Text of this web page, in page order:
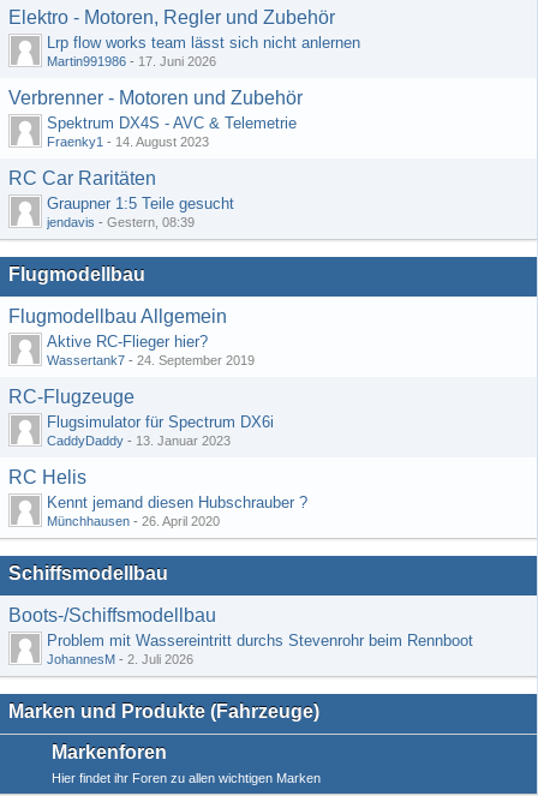
Elektro - Motoren, Regler und Zubehör
Lrp flow works team lässt sich nicht anlernen
Martin991986 - 17. Juni 2026
Verbrenner - Motoren und Zubehör
Spektrum DX4S - AVC & Telemetrie
Fraenky1 - 14. August 2023
RC Car Raritäten
Graupner 1:5 Teile gesucht
jendavis - Gestern, 08:39
Flugmodellbau
Flugmodellbau Allgemein
Aktive RC-Flieger hier?
Wassertank7 - 24. September 2019
RC-Flugzeuge
Flugsimulator für Spectrum DX6i
CaddyDaddy - 13. Januar 2023
RC Helis
Kennt jemand diesen Hubschrauber ?
Münchhausen - 26. April 2020
Schiffsmodellbau
Boots-/Schiffsmodellbau
Problem mit Wassereintritt durchs Stevenrohr beim Rennboot
JohannesM - 2. Juli 2026
Marken und Produkte (Fahrzeuge)
Markenforen
Hier findet ihr Foren zu allen wichtigen Marken